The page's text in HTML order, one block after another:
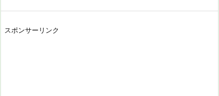
スポンサーリンク